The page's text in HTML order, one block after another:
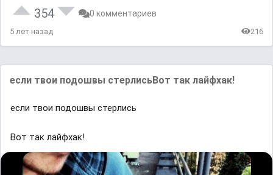
354 0 комментариев
5 лет назад 216
если твои подошвы стерлисьВот так лайфхак!
если твои подошвы стерлись
Вот так лайфхак!